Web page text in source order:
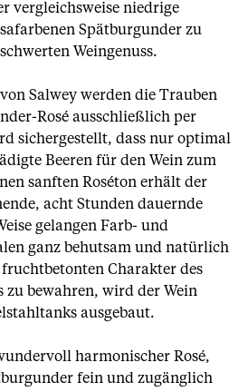
vergleichsweise niedrige
Spätburgunder zu
Weingenuss.
Salwey werden die Trauben
Rosé ausschließlich per
sichergestellt, dass nur optimal
Beeren für den Wein zum
sanften Roséton erhält der
acht Stunden dauernde
gelangen Farb- und
ganz behutsam und natürlich
Charakter des
zu bewahren, wird der Wein
ausgebaut.
harmonischer Rosé,
fein und zugänglich